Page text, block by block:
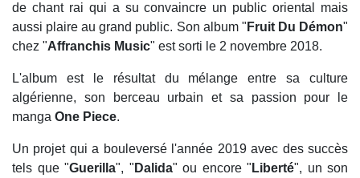
de chant rai qui a su convaincre un public oriental mais
aussi plaire au grand public. Son album " Fruit Du Démon"
chez "Affranchis Music" est sorti le 2 novembre 2018.
L'album est le résultat du mélange entre sa culture
algérienne, son berceau urbain et sa passion pour le
manga One Piece.
Un projet qui a bouleversé l'année 2019 avec des succès
tels que "Guerilla", " Dalida" ou encore " Liberté", un son